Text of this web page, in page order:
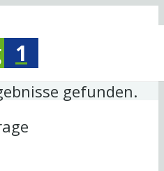
1
gefunden.